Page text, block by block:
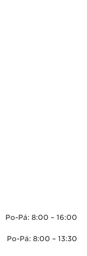
Po-Pá: 8:00 – 16:00
Po-Pá: 8:00 – 13:30